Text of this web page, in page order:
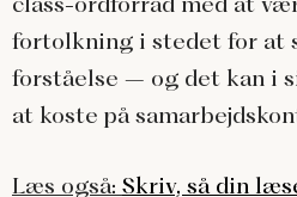
fortolkning i stedet for at
forståelse – og det kan i
at koste på
Læs også: Skriv, så din